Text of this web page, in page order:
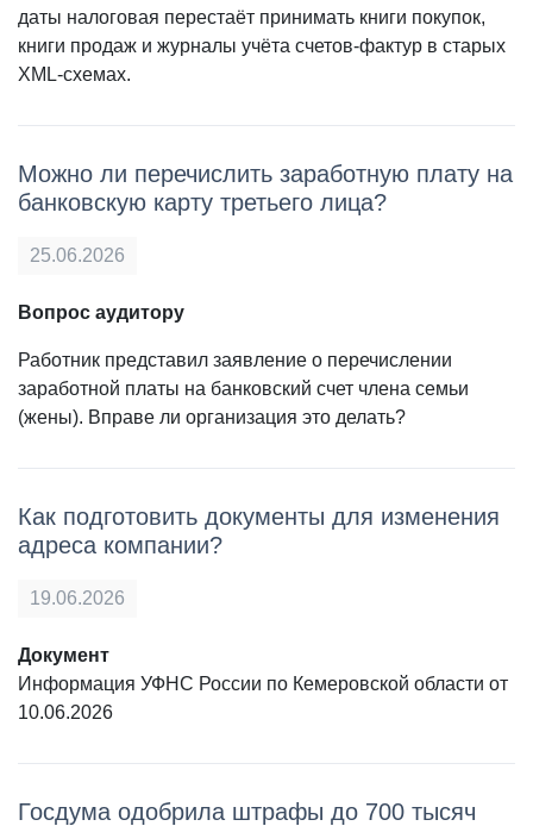
даты налоговая перестаёт принимать книги покупок,
книги продаж и журналы учёта счетов-фактур в старых
XML-схемах.
Можно ли перечислить заработную плату на
банковскую карту третьего лица?
25.06.2026
Вопрос аудитору
Работник представил заявление о перечислении
заработной платы на банковский счет члена семьи
(жены). Вправе ли организация это делать?
Как подготовить документы для изменения
адреса компании?
19.06.2026
Документ
Информация УФНС России по Кемеровской области от
10.06.2026
Госдума одобрила штрафы до 700 тысяч